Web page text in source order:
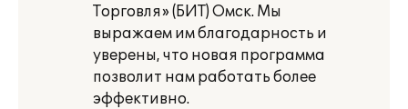
Торговля» (БИТ) Омск. Мы
выражаем им благодарность и
уверены, что новая программа
позволит нам работать более
эффективно.